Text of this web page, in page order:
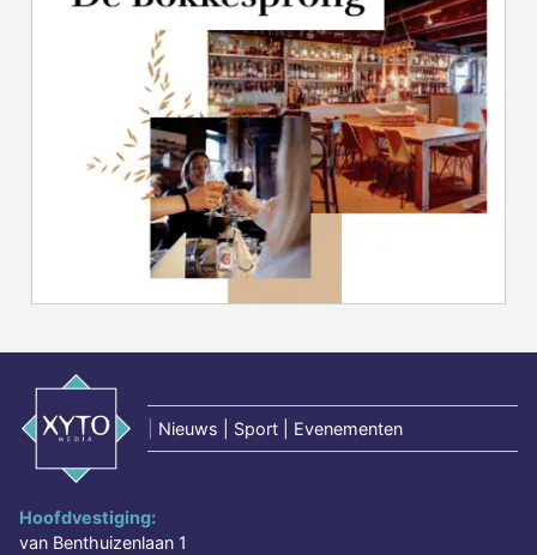
Nieuws | Sport | Evenementen
Hoofdvestiging:
van Benthuizenlaan 1